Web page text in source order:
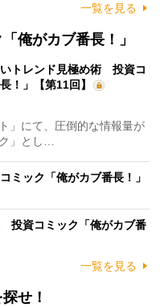
一覧を見る
俺がカブ番長！」
いトレンド見極め術 投資コ
！」【第11回】
」にて、圧倒的な情報量が
」とし…
ック「俺がカブ番長！」
投資コミック「俺がカブ番
一覧を見る
せ！